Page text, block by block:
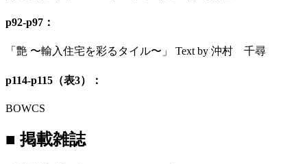
p92-p97：
「艶 〜輸入住宅を彩るタイル〜」 Text by 沖村 千尋
p114-p115（表3）：
BOWCS
■ 掲載雑誌